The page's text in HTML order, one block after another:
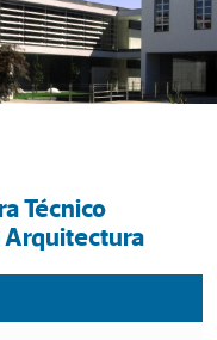
Técnico
Arquitectura